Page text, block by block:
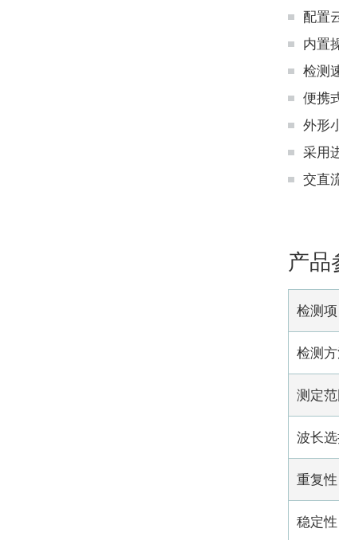
配置
内置
检测
便携
外形
采用
交直
产品
检测项
检测
测定
波长
重复性
稳定性